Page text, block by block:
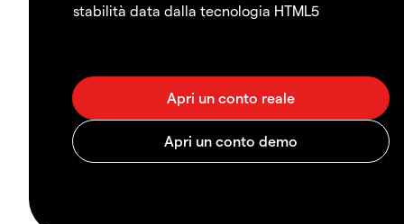
stabilità data dalla tecnologia HTML5